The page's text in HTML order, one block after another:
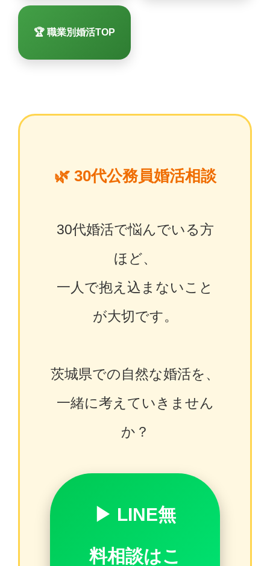
🏆 職業別婚活TOP
🌿 30代公務員婚活相談
30代婚活で悩んでいる方
ほど、
一人で抱え込まないこと
が大切です。
茨城県での自然な婚活を、
一緒に考えていきません
か？
▶ LINE無
料相談はこ